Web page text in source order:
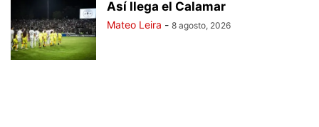
Así llega el Calamar
Mateo Leira - 8 agosto, 2026